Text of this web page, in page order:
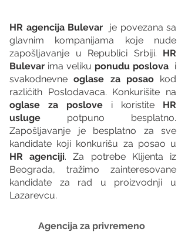
HR agencija Bulevar
  je povezana sa
glavnim kompanijama koje nude
zapošljavanje u Republici Srbiji. HR
Bulevar ima veliku ponudu poslova
  i
svakodnevne oglase za posao kod
oglase za poslove i koristite HR
usluge potpuno besplatno.
Zapošljavanje je besplatno za sve
HR agenciji. Za potrebe Klijenta iz
Beograda, tražimo zainteresovane
kandidate za rad u proizvodnji u
Lazarevcu.
Agencija za privremeno